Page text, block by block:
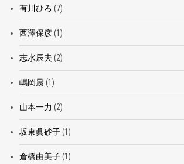
有川ひろ (7)
西澤保彦(1)
志水辰夫 (2)
嶋岡晨 (1)
山本一力 (2)
坂東眞砂子(1)
倉橋由美子(1)